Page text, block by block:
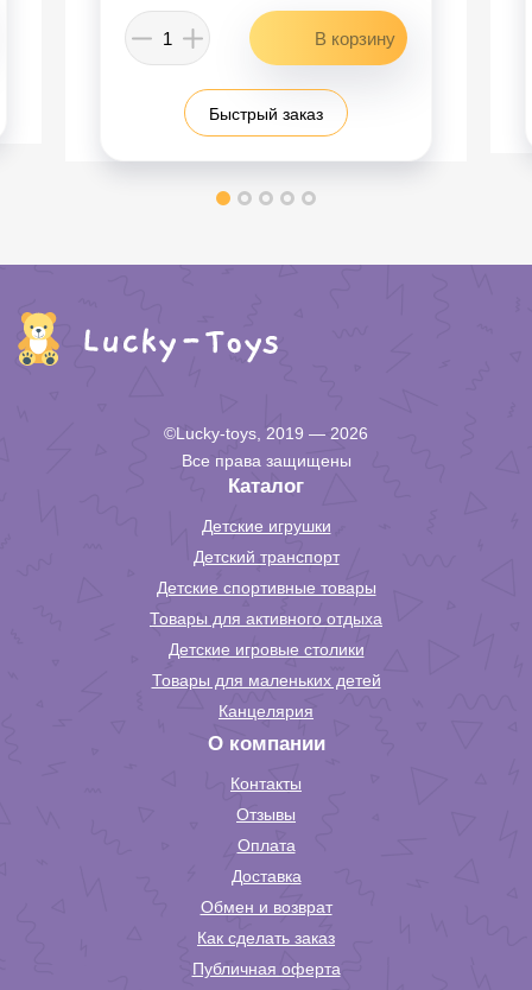
Быстрый заказ
©Lucky-toys, 2019 — 2026
Все права защищены
Каталог
Детские игрушки
Детский транспорт
Детские спортивные товары
Товары для активного отдыха
Детские игровые столики
Товары для маленьких детей
Канцелярия
О компании
Контакты
Отзывы
Оплата
Доставка
Обмен и возврат
Как сделать заказ
Публичная оферта